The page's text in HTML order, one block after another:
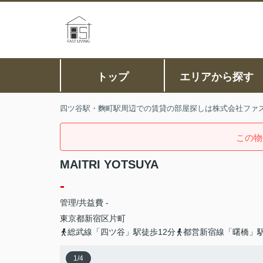
トップ エリアから探す
四ツ谷駅・麴町駅周辺での賃貸の部屋探しは株式会社ファ
この
MAITRI YOTSUYA
-
管理/共益費 -
東京都新宿区片町
総武線「四ツ谷」駅徒歩12分
都営新宿線「曙橋」
1/4